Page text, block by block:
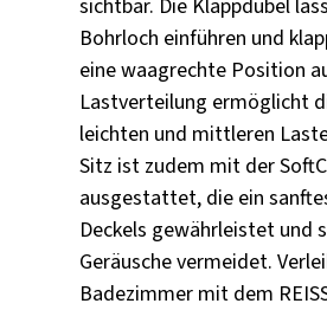
sichtbar. Die Klappdübel
Bohrloch einführen und
eine waagrechte Position
Lastverteilung ermöglicht
leichten und mittleren
Sitz ist zudem mit der
ausgestattet, die ein
Deckels gewährleistet und
Geräusche vermeidet.
Badezimmer mit dem